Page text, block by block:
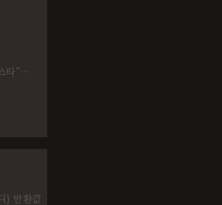
타"
} 반환값